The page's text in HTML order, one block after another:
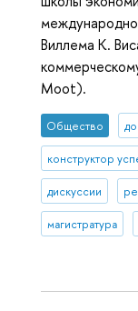
Виллема К.
Moot).
Общество
конструктор
дискуссии
магистратура